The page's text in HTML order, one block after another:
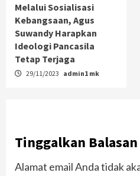
Melalui Sosialisasi
Kebangsaan, Agus
Suwandy Harapkan
Ideologi Pancasila
Tetap Terjaga
29/11/2023 admin1 mk
Tinggalkan Balasan
Alamat email Anda tidak